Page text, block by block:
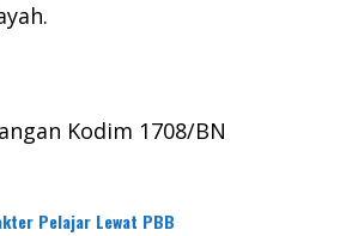
Kodim 1708/BN
Pelajar Lewat PBB